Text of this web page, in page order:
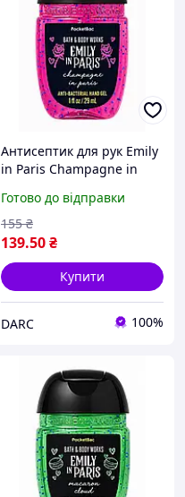
Антисептик для рук Emily
in Paris Champagne in
29 мл
Готово до відправки
139.50₴
155 ₴
Купити
DARC 100%